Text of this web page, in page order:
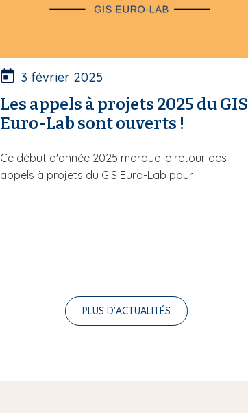
3 février 2025
Les appels à projets 2025 du GIS
Euro-Lab sont ouverts !
Ce début d'année 2025 marque le retour des
appels à projets du GIS Euro-Lab pour...
PLUS D'ACTUALITÉS